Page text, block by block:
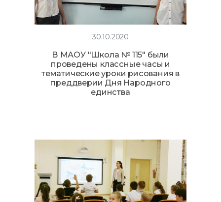
30.10.2020
В МАОУ "Школа № 115" были
проведены классные часы и
тематические уроки рисования в
преддверии Дня Народного
единства